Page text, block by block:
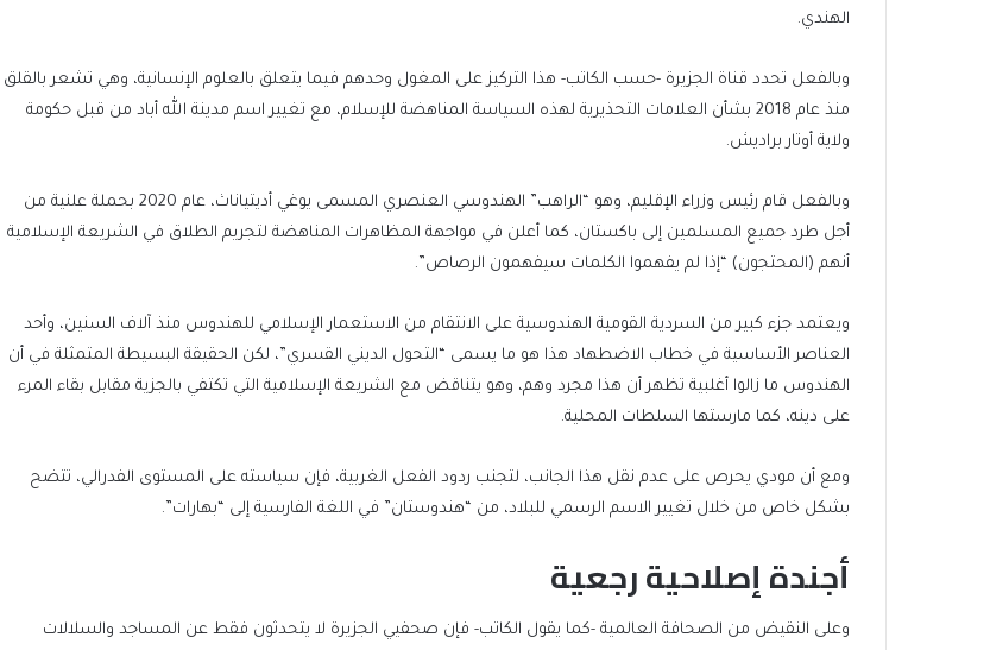
الهندي.
وبالفعل تحدد قناة الجزيرة -حسب الكاتب- هذا التركيز على المغول وحدهم فيما يتعلق بالعلوم الإنسانية، وهي تشعر بالقلق
منذ عام 2018 بشأن العلامات التحذيرية لهذه السياسة المناهضة للإسلام، مع تغيير اسم مدينة الله أباد من قبل حكومة
ولاية أوتار براديش.
وبالفعل قام رئيس وزراء الإقليم، وهو “الراهب” الهندوسي العنصري المسمى يوغي أديتياناث، عام 2020 بحملة علنية من
أجل طرد جميع المسلمين إلى باكستان، كما أعلن في مواجهة المظاهرات المناهضة لتجريم الطلاق في الشريعة الإسلامية
أنهم (المحتجون) “إذا لم يفهموا الكلمات سيفهمون الرصاص”.
ويعتمد جزء كبير من السردية القومية الهندوسية على الانتقام من الاستعمار الإسلامي للهندوس منذ آلاف السنين، وأحد
العناصر الأساسية في خطاب الاضطهاد هذا هو ما يسمى “التحول الديني القسري”، لكن الحقيقة البسيطة المتمثلة في أن
الهندوس ما زالوا أغلبية تظهر أن هذا مجرد وهم، وهو يتناقض مع الشريعة الإسلامية التي تكتفي بالجزية مقابل بقاء المرء
على دينه، كما مارستها السلطات المحلية.
ومع أن مودي يحرص على عدم نقل هذا الجانب، لتجنب ردود الفعل الغربية، فإن سياسته على المستوى الفدرالي، تتضح
بشكل خاص من خلال تغيير الاسم الرسمي للبلاد، من “هندوستان” في اللغة الفارسية إلى “بهارات”.
أجندة إصلاحية رجعية
وعلى النقيض من الصحافة العالمية -كما يقول الكاتب- فإن صحفيي الجزيرة لا يتحدثون فقط عن المساجد والسلالات